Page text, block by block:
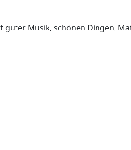
guter Musik, schönen Dingen,